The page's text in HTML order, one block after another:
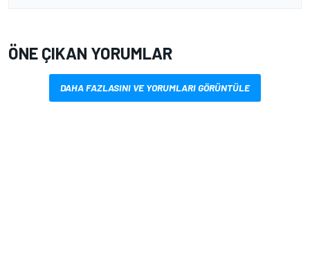
ÖNE ÇIKAN YORUMLAR
DAHA FAZLASINI VE YORUMLARI GÖRÜNTÜLE